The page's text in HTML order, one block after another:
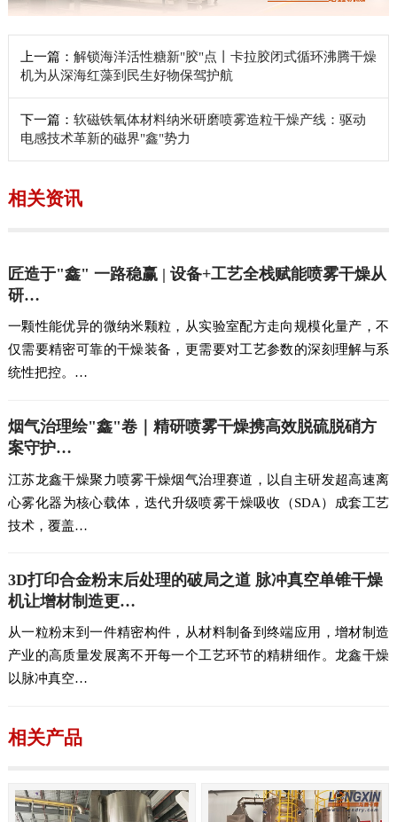
上一篇： 解锁海洋活性糖新"胶"点丨卡拉胶闭式循环沸腾干燥
机为从深海红藻到民生好物保驾护航
下一篇： 软磁铁氧体材料纳米研磨喷雾造粒干燥产线：驱动
电感技术革新的磁界"鑫"势力
相关资讯
匠造于"鑫" 一路稳赢 | 设备+工艺全栈赋能喷雾干燥从
研…
一颗性能优异的微纳米颗粒，从实验室配方走向规模化量产，不
仅需要精密可靠的干燥装备，更需要对工艺参数的深刻理解与系
统性把控。…
烟气治理绘"鑫"卷｜精研喷雾干燥携高效脱硫脱硝方
案守护…
江苏龙鑫干燥聚力喷雾干燥烟气治理赛道，以自主研发超高速离
心雾化器为核心载体，迭代升级喷雾干燥吸收（SDA）成套工艺
技术，覆盖…
3D打印合金粉末后处理的破局之道 脉冲真空单锥干燥
机让增材制造更…
从一粒粉末到一件精密构件，从材料制备到终端应用，增材制造
产业的高质量发展离不开每一个工艺环节的精耕细作。龙鑫干燥
以脉冲真空…
相关产品